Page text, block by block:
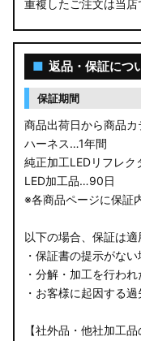
重複したご注文は当店
■ 返品・保証につ
保証期間
商品出荷日から商品
ハーネス…1年間
純正加工LEDリフレク
LED加工品…90日
※各商品ページに保証
以下の場合、保証は適
・保証書の提示がない
・分解・加工を行わ
・お客様に起因する
【社外品・他社加工